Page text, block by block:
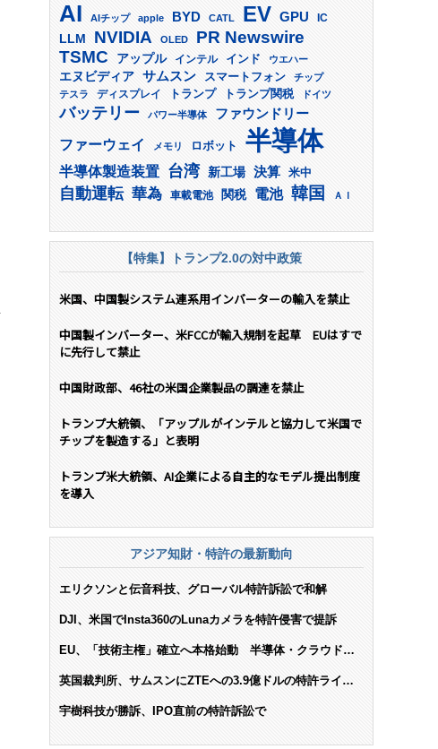
AI AIチップ apple BYD CATL EV GPU IC
LLM NVIDIA OLED PR Newswire
TSMC アップル インテル インド ウエハー
エヌビディア サムスン スマートフォン
チップ
テスラ
ディスプレイ トランプ トランプ関税 ドイツ
バッテリー パワー半導体 ファウンドリー
ファーウェイ メモリ ロボット 半導体
半導体製造装置 台湾 新工場 決算 米中
自動運転 華為 車載電池 関税 電池 韓国 ＡＩ
【特集】トランプ2.0の対中政策
米国、中国製システム連系用インバーターの輸入を禁止
中国製インバーター、米FCCが輸入規制を起草 EUはすで
に先行して禁止
中国財政部、46社の米国企業製品の調達を禁止
トランプ大統領、「アップルがインテルと協力して米国で
チップを製造する」と表明
トランプ米大統領、AI企業による自主的なモデル提出制度
を導入
アジア知財・特許の最新動向
エリクソンと伝音科技、グローバル特許訴訟で和解
DJI、米国でInsta360のLunaカメラを特許侵害で提訴
EU、「技術主権」確立へ本格始動 半導体・クラウド・
英国裁判所、サムスンにZTEへの3.9億ドルの特許ライセ
宇樹科技が勝訴、IPO直前の特許訴訟で